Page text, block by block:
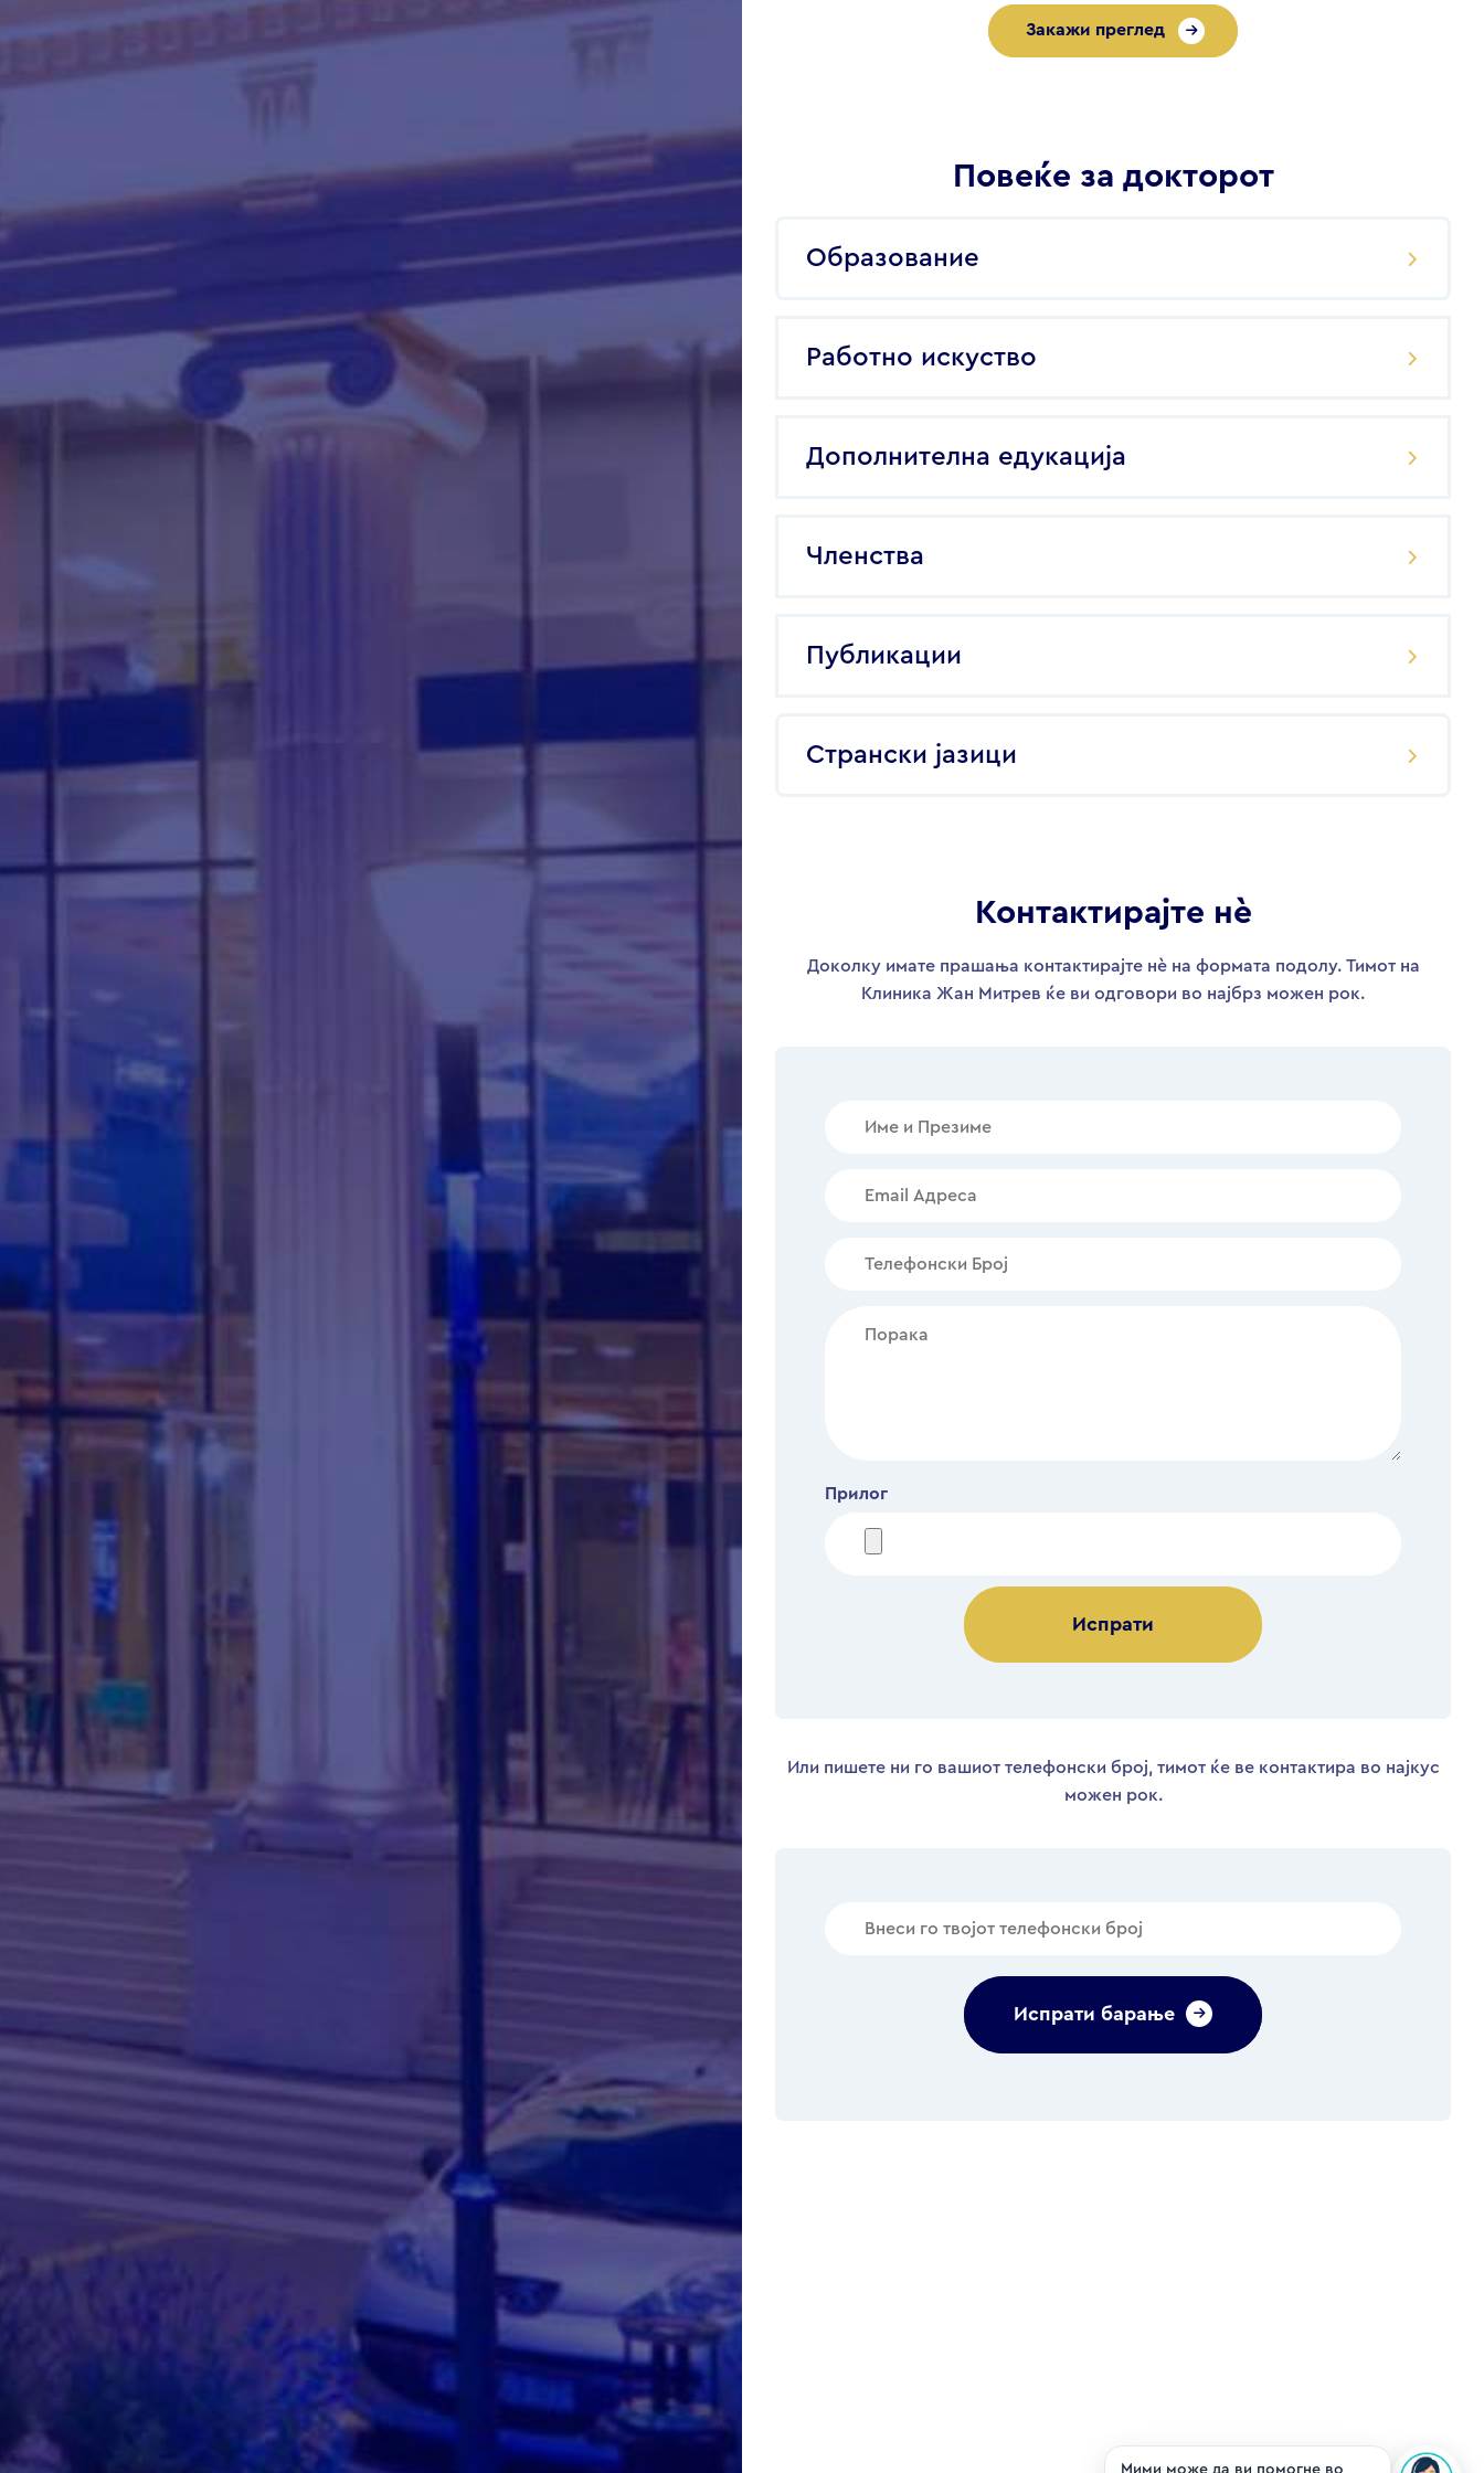
Закажи преглед
Повеќе за докторот
Образование
Работно искуство
Дополнителна едукација
Членства
Публикации
Странски јазици
Контактирајте нѐ
Доколку имате прашања контактирајте нѐ на формата подолу. Тимот на
Клиника Жан Митрев ќе ви одговори во најбрз можен рок.
Прилог
Или пишете ни го вашиот телефонски број, тимот ќе ве контактира во најкус
можен рок.
Испрати барање